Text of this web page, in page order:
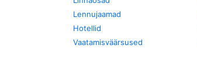
Lennujaamad
Hotellid
Vaatamisväärsused